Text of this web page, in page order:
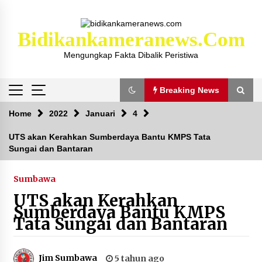
Bidikankameranews.com
Mengungkap Fakta Dibalik Peristiwa
Breaking News
Breaking News
Kejaksaan KSB Mulai Lidik Mafia Tanah Desa
Sekongkang Bawah
2 tahun ago
Laporan Dugaan Pencabulan di Desa Sepayung
Kec. Plampang, Polres Sumbawa Pastikan
Proses Penyelidikan Berjalan Maksimal
Home 2022 Januari 4
UTS akan Kerahkan Sumberdaya Bantu KMPS Tata
Sungai dan Bantaran
Sumbawa
UTS akan Kerahkan
Sumberdaya Bantu KMPS
Tata Sungai dan Bantaran
Jim Sumbawa
5 tahun ago